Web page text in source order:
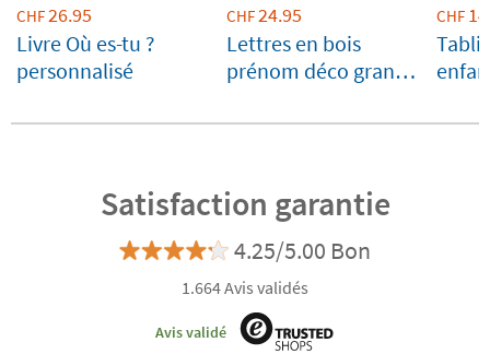
CHF26.95
Livre Où es-tu ?
personnalisé
CHF24.95
Lettres en bois
prénom déco grand
CHF
Satisfaction garantie
4.25/5.00 Bon
1.664 Avis validés
Avis validé